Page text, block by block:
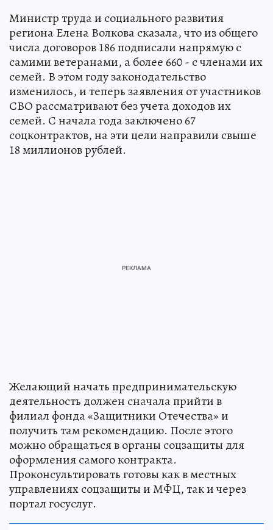
Министр труда и социального развития
региона Елена Волкова сказала, что из общего
числа договоров 186 подписали напрямую с
самими ветеранами, а более 660 - с членами их
семей. В этом году законодательство
изменилось, и теперь заявления от участников
СВО рассматривают без учета доходов их
семей. С начала года заключено 67
соцконтрактов, на эти цели направили свыше
18 миллионов рублей.
Желающий начать предпринимательскую
деятельность должен сначала прийти в
филиал фонда «Защитники Отечества» и
получить там рекомендацию. После этого
можно обращаться в органы соцзащиты для
оформления самого контракта.
Проконсультировать готовы как в местных
управлениях соцзащиты и МФЦ, так и через
портал госуслуг.